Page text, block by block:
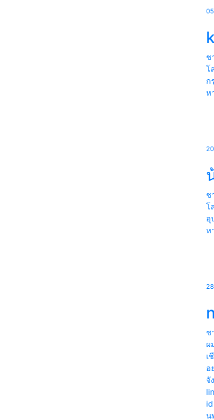
ช
โ
ก
ห
ช
โ
อุ
ห
ช
ผ
เ
อ
จั
น